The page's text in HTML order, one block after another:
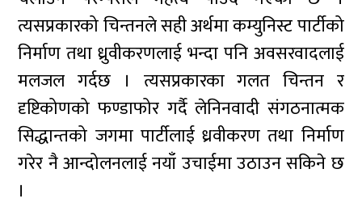
त्यसप्रकारको चिन्तनले सही अर्थमा कम्युनिस्ट पार्टीको
निर्माण तथा ध्रुवीकरणलाई भन्दा पनि अवसरवादलाई
मलजल गर्दछ । त्यसप्रकारका गलत चिन्तन र
दृष्टिकोणको फण्डाफोर गर्दै लेनिनवादी संगठनात्मक
सिद्धान्तको जगमा पार्टीलाई ध्रवीकरण तथा निर्माण
गरेर नै आन्दोलनलाई नयाँ उचाईमा उठाउन सकिने छ
।